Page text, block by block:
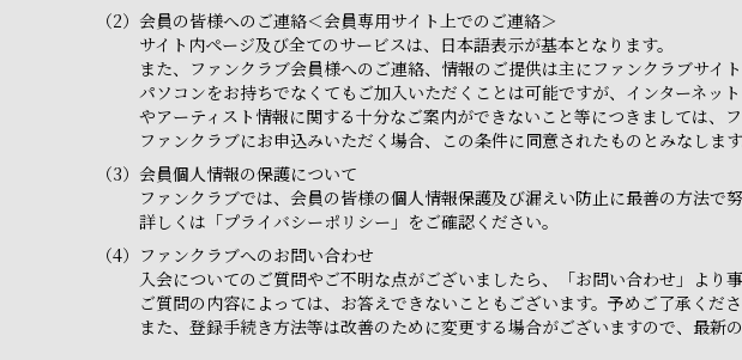
（2） 会員の皆様へのご連絡＜会員専用サイト上でのご連絡＞
サイト内ページ及び全てのサービスは、日本語表示が基本となります。
また、ファンクラブ会員様へのご連絡、情報のご提供は主にファンクラブサイ
パソコンをお持ちでなくてもご加入いただくことは可能ですが、インターネ
やアーティスト情報に関する十分なご案内ができないこと等につきましては、
ファンクラブにお申込みいただく場合、この条件に同意されたものとみなします
（3） 会員個人情報の保護について
ファンクラブでは、会員の皆様の個人情報保護及び漏えい防止に最善の方法で努
詳しくは「プライバシーポリシー」をご確認ください。
（4） ファンクラブへのお問い合わせ
入会についてのご質問やご不明な点がございましたら、「お問い合わせ」より
ご質問の内容によっては、お答えできないこともございます。予めご了承くださ
また、登録手続き方法等は改善のために変更する場合がございますので、最新